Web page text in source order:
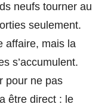
neufs tourner au
seulement.
affaire, mais la
s’accumulent.
pour ne pas
être direct : le